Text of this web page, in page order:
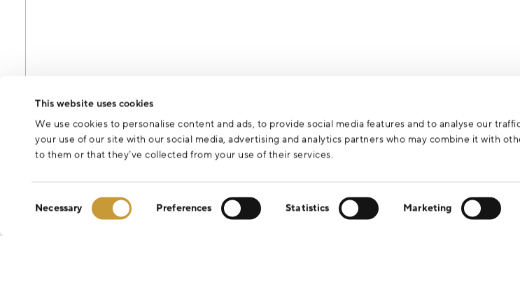
This website uses cookies
We use cookies to personalise content and ads, to provide social media features and to analyse our
your use of our site with our social media, advertising and analytics partners who may combine it with
to them or that they’ve collected from your use of their services.
Necessary Preferences Statistics Marketing